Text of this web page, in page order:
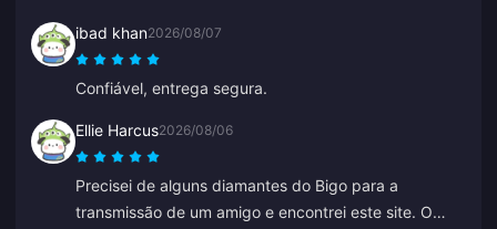
ibad khan2026/08/07
Confiável, entrega segura.
Ellie Harcus2026/08/06
Precisei de alguns diamantes do Bigo para a
transmissão de um amigo e encontrei este site. O